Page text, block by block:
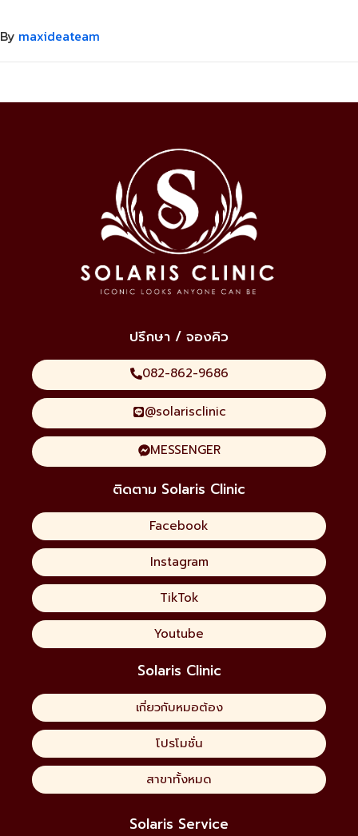
By maxideateam
ปรึกษา / จองคิว
082-862-9686
@solarisclinic
MESSENGER
ติดตาม Solaris Clinic
Facebook
Instagram
TikTok
Youtube
Solaris Clinic
เกี่ยวกับหมอต้อง
โปรโมชั่น
สาขาทั้งหมด
Solaris Service